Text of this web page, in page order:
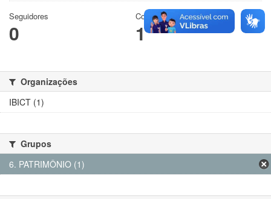
Seguidores
0
Conjuntos de dados
1
Organizações
IBICT (1)
Grupos
6. PATRIMÔNIO (1)